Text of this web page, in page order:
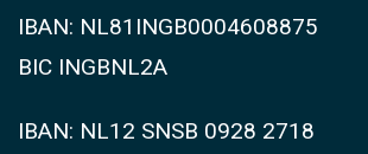
IBAN: NL81INGB0004608875
BIC INGBNL2A
IBAN: NL12 SNSB 0928 2718